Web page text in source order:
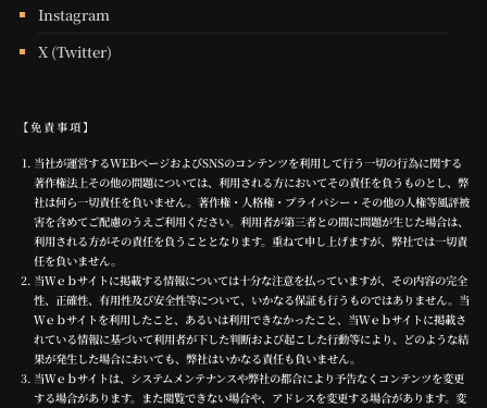
Instagram
X (Twitter)
【免責事項】
当社が運営するWEBページおよびSNSのコンテンツを利用して行う一切の行為に関する
著作権法上その他の問題については、利用される方においてその責任を負うものとし、弊
社は何ら一切責任を負いません。著作権・人格権・プライバシー・その他の人権等風評被
害を含めてご配慮のうえご利用ください。利用者が第三者との間に問題が生じた場合は、
利用される方がその責任を負うこととなります。重ねて申し上げますが、弊社では一切責
任を負いません。
当Ｗｅｂサイトに掲載する情報については十分な注意を払っていますが、その内容の完全
性、正確性、有用性及び安全性等について、いかなる保証も行うものではありません。当
Ｗｅｂサイトを利用したこと、あるいは利用できなかったこと、当Ｗｅｂサイトに掲載さ
れている情報に基づいて利用者が下した判断および起こした行動等により、どのような結
果が発生した場合においても、弊社はいかなる責任も負いません。
当Ｗｅｂサイトは、システムメンテナンスや弊社の都合により予告なくコンテンツを変更
する場合があります。また閲覧できない場合や、アドレスを変更する場合があります。変